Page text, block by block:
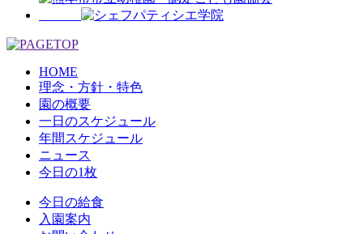
HOME
理念・方針・特色
園の概要
一日のスケジュール
年間スケジュール
ニュース
今日の1枚
今日の給食
入園案内